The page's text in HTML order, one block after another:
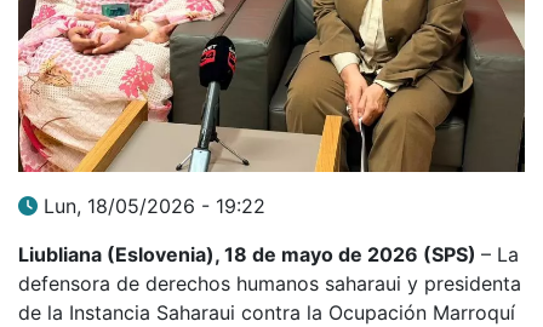
Lun, 18/05/2026 - 19:22
Liubliana (Eslovenia), 18 de mayo de 2026 (SPS) – La
defensora de derechos humanos saharaui y presidenta
de la Instancia Saharaui contra la Ocupación Marroquí